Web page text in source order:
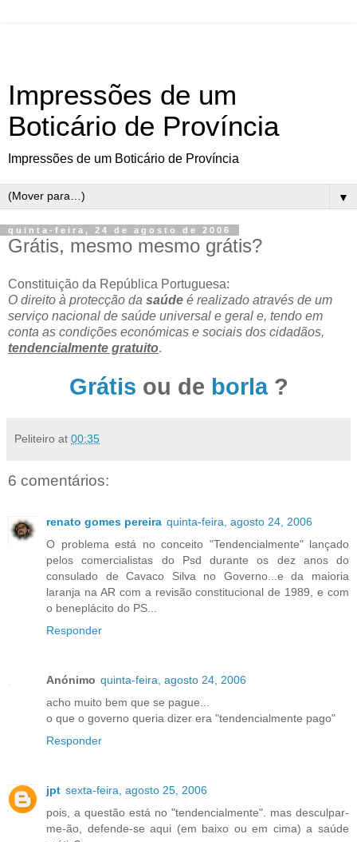
Impressões de um
Boticário de Província
Impressões de um Boticário de Província
▼
quinta-feira, 24 de agosto de 2006
Grátis, mesmo mesmo grátis?
Constituição da República Portuguesa:
O direito à protecção da saúde é realizado através de um
serviço nacional de saúde universal e geral e, tendo em
conta as condições económicas e sociais dos cidadãos,
tendencialmente gratuito.
Grátis ou de borla?
Peliteiro at 00:35
6 comentários:
renato gomes pereira quinta-feira, agosto 24, 2006
O problema está no conceito "Tendencialmente" lançado
pelos comercialistas do Psd durante os dez anos do
consulado de Cavaco Silva no Governo...e da maioria
laranja na AR com a revisão constitucional de 1989, e com
o beneplácito do PS...
Responder
Anónimo quinta-feira, agosto 24, 2006
acho muito bem que se pague...
o que o governo queria dizer era "tendencialmente pago"
Responder
jpt sexta-feira, agosto 25, 2006
pois, a questão está no "tendencialmente". mas desculpar-
me-ão, defende-se aqui (em baixo ou em cima) a saúde